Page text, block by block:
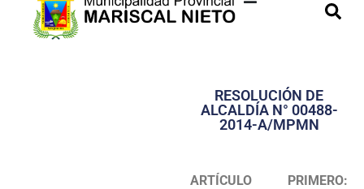
Transparencia
Programas
RESOLUCIÓN DE
ALCALDÍA N° 00488-
2014-A/MPMN
ARTÍCULO PRIMERO: